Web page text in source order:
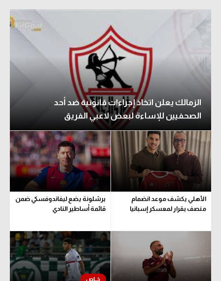
الزمالك يعلن اتخاذ إجراءات قانونية ضد أحد
الصحفيين للإساءة لبعض لاعبي الفريق
الأهلي يكشف موعد انضمام
منصف بقرار لمعسكر إسبانيا
برشلونة يضع ليفاندوفسكي ضمن
قائمة أساطير النادي